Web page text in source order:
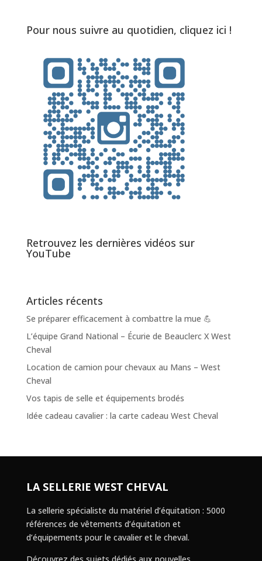
Pour nous suivre au quotidien, cliquez ici !
Retrouvez les dernières vidéos sur
YouTube
Articles récents
Se préparer efficacement à combattre la mue 💪
L’équipe Grand National – Écurie de Beauclerc X West
Cheval
Location de camion pour chevaux au Mans – West
Cheval
Vos tapis de selle et équipements brodés
Idée cadeau cavalier : la carte cadeau West Cheval
LA SELLERIE WEST CHEVAL
La sellerie spécialiste du matériel d’équitation : 5000
références de vêtements d’équitation et
d’équipements pour le cavalier et le cheval.